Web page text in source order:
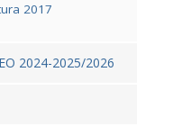
2017
2024-2025/2026